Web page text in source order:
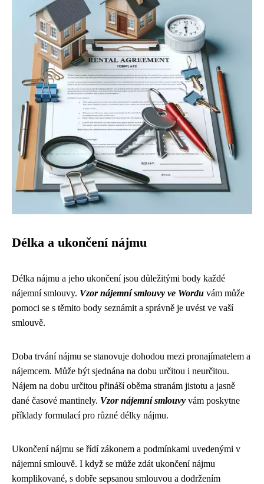
Délka a ukončení nájmu
Délka nájmu a jeho ukončení jsou důležitými body každé
nájemní smlouvy. Vzor nájemní smlouvy ve Wordu vám může
pomoci se s těmito body seznámit a správně je uvést ve vaší
smlouvě.
Doba trvání nájmu se stanovuje dohodou mezi pronajímatelem a
nájemcem. Může být sjednána na dobu určitou i neurčitou.
Nájem na dobu určitou přináší oběma stranám jistotu a jasně
dané časové mantinely. Vzor nájemní smlouvy vám poskytne
příklady formulací pro různé délky nájmu.
Ukončení nájmu se řídí zákonem a podmínkami uvedenými v
nájemní smlouvě. I když se může zdát ukončení nájmu
komplikované, s dobře sepsanou smlouvou a dodržením